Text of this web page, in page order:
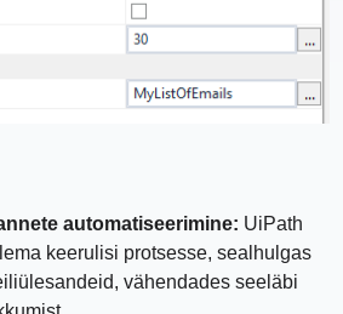
automatiseerimine: UiPath
keerulisi protsesse, sealhulgas
vähendades seeläbi